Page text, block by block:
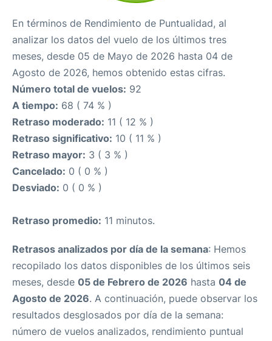
En términos de Rendimiento de Puntualidad, al
analizar los datos del vuelo de los últimos tres
meses, desde 05 de Mayo de 2026 hasta 04 de
Agosto de 2026, hemos obtenido estas cifras.
Número total de vuelos: 92
A tiempo: 68 ( 74 % )
Retraso moderado: 11 ( 12 % )
Retraso significativo: 10 ( 11 % )
Retraso mayor: 3 ( 3 % )
Cancelado: 0 ( 0 % )
Desviado: 0 ( 0 % )
Retraso promedio: 11 minutos.
Retrasos analizados por día de la semana: Hemos
recopilado los datos disponibles de los últimos seis
meses, desde 05 de Febrero de 2026 hasta 04 de
Agosto de 2026. A continuación, puede observar los
resultados desglosados por día de la semana:
número de vuelos analizados, rendimiento puntual